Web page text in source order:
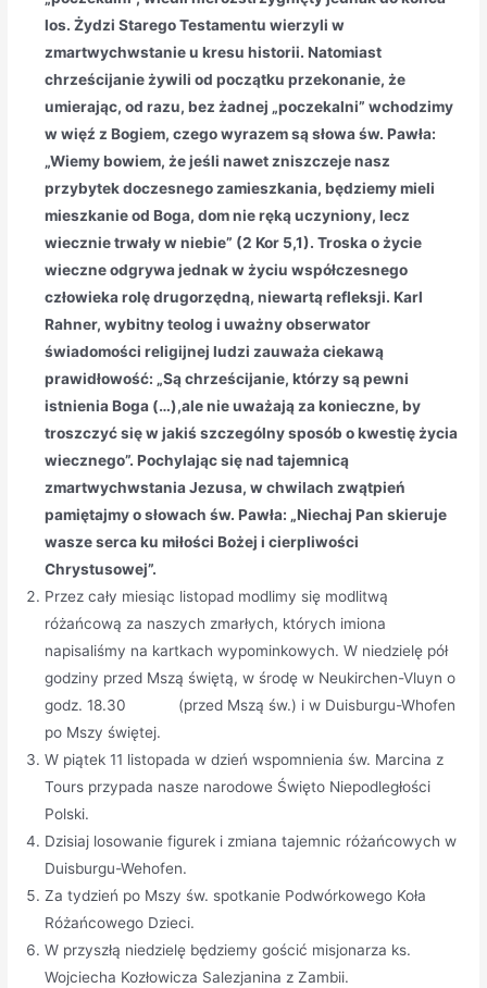
los. Żydzi Starego Testamentu wierzyli w
zmartwychwstanie u kresu historii. Natomiast
chrześcijanie żywili od początku przekonanie, że
umierając, od razu, bez żadnej „poczekalni” wchodzimy
w więź z Bogiem, czego wyrazem są słowa św. Pawła:
„Wiemy bowiem, że jeśli nawet zniszczeje nasz
przybytek doczesnego zamieszkania, będziemy mieli
mieszkanie od Boga, dom nie ręką uczyniony, lecz
wiecznie trwały w niebie” (2 Kor 5,1). Troska o życie
wieczne odgrywa jednak w życiu współczesnego
człowieka rolę drugorzędną, niewartą refleksji. Karl
Rahner, wybitny teolog i uważny obserwator
świadomości religijnej ludzi zauważa ciekawą
prawidłowość: „Są chrześcijanie, którzy są pewni
istnienia Boga (…),ale nie uważają za konieczne, by
troszczyć się w jakiś szczególny sposób o kwestię życia
wiecznego”. Pochylając się nad tajemnicą
zmartwychwstania Jezusa, w chwilach zwątpień
pamiętajmy o słowach św. Pawła: „Niechaj Pan skieruje
wasze serca ku miłości Bożej i cierpliwości
Chrystusowej”.
Przez cały miesiąc listopad modlimy się modlitwą
różańcową za naszych zmarłych, których imiona
napisaliśmy na kartkach wypominkowych. W niedzielę pół
godziny przed Mszą świętą, w środę w Neukirchen-Vluyn o
godz. 18.30 (przed Mszą św.) i w Duisburgu-Whofen
po Mszy świętej.
W piątek 11 listopada w dzień wspomnienia św. Marcina z
Tours przypada nasze narodowe Święto Niepodległości
Polski.
Dzisiaj losowanie figurek i zmiana tajemnic różańcowych w
Duisburgu-Wehofen.
Za tydzień po Mszy św. spotkanie Podwórkowego Koła
Różańcowego Dzieci.
W przyszłą niedzielę będziemy gościć misjonarza ks.
Wojciecha Kozłowicza Salezjanina z Zambii.